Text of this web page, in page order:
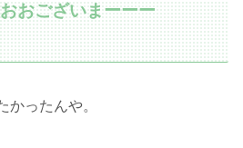
おございまーーー
かったんや。